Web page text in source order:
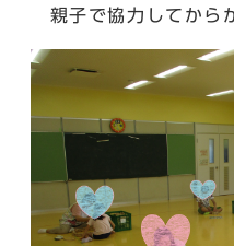
親子で協力してから